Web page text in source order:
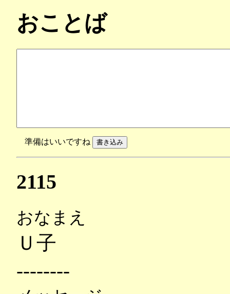
おことば
準備はいいですね
2115
おなまえ
Ｕ子
--------